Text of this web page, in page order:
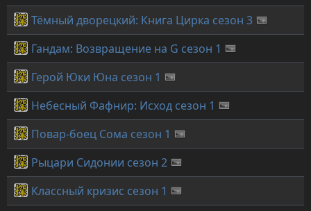
Тёмный дворецкий: Книга Цирка сезон 3
Гандам: Возвращение на G сезон 1
Герой Юки Юна сезон 1
Небесный Фафнир: Исход сезон 1
Повар-боец Сома сезон 1
Рыцари Сидонии сезон 2
Классный кризис сезон 1